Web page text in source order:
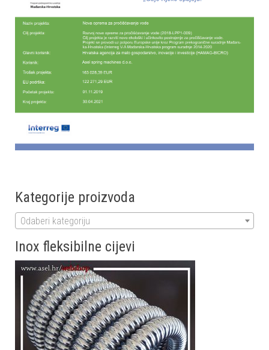
Kategorije proizvoda
Odaberi kategoriju
Inox fleksibilne cijevi